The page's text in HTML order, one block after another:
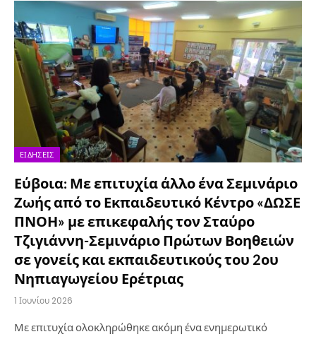
ΕΙΔΉΣΕΙΣ
Εύβοια: Με επιτυχία άλλο ένα Σεμινάριο
Ζωής από το Εκπαιδευτικό Κέντρο «ΔΩΣΕ
ΠΝΟΗ» με επικεφαλής τον Σταύρο
Τζιγιάννη-Σεμινάριο Πρώτων Βοηθειών
σε γονείς και εκπαιδευτικούς του 2ου
Νηπιαγωγείου Ερέτριας
1 Ιουνίου 2026
Με επιτυχία ολοκληρώθηκε ακόμη ένα ενημερωτικό